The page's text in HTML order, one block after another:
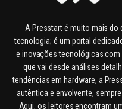
A Presstart é muito mais do
tecnologia; é um portal
e inovações tecnológicas com
que vai desde análises
tendências em hardware, a
autêntica e envolvente,
Aqui, os leitores encontram